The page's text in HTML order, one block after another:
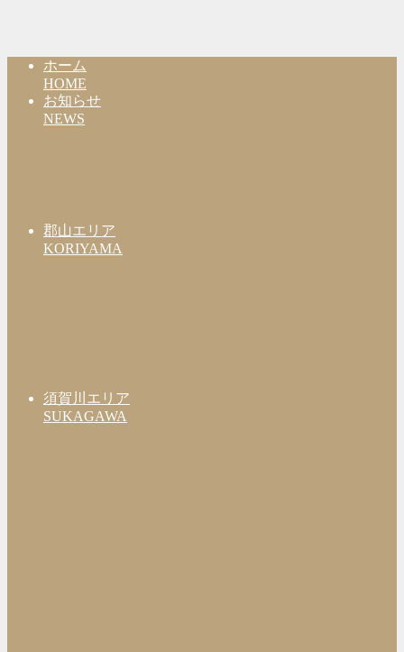
ホーム
HOME
お知らせ
NEWS
郡山エリア
KORIYAMA
須賀川エリア
SUKAGAWA